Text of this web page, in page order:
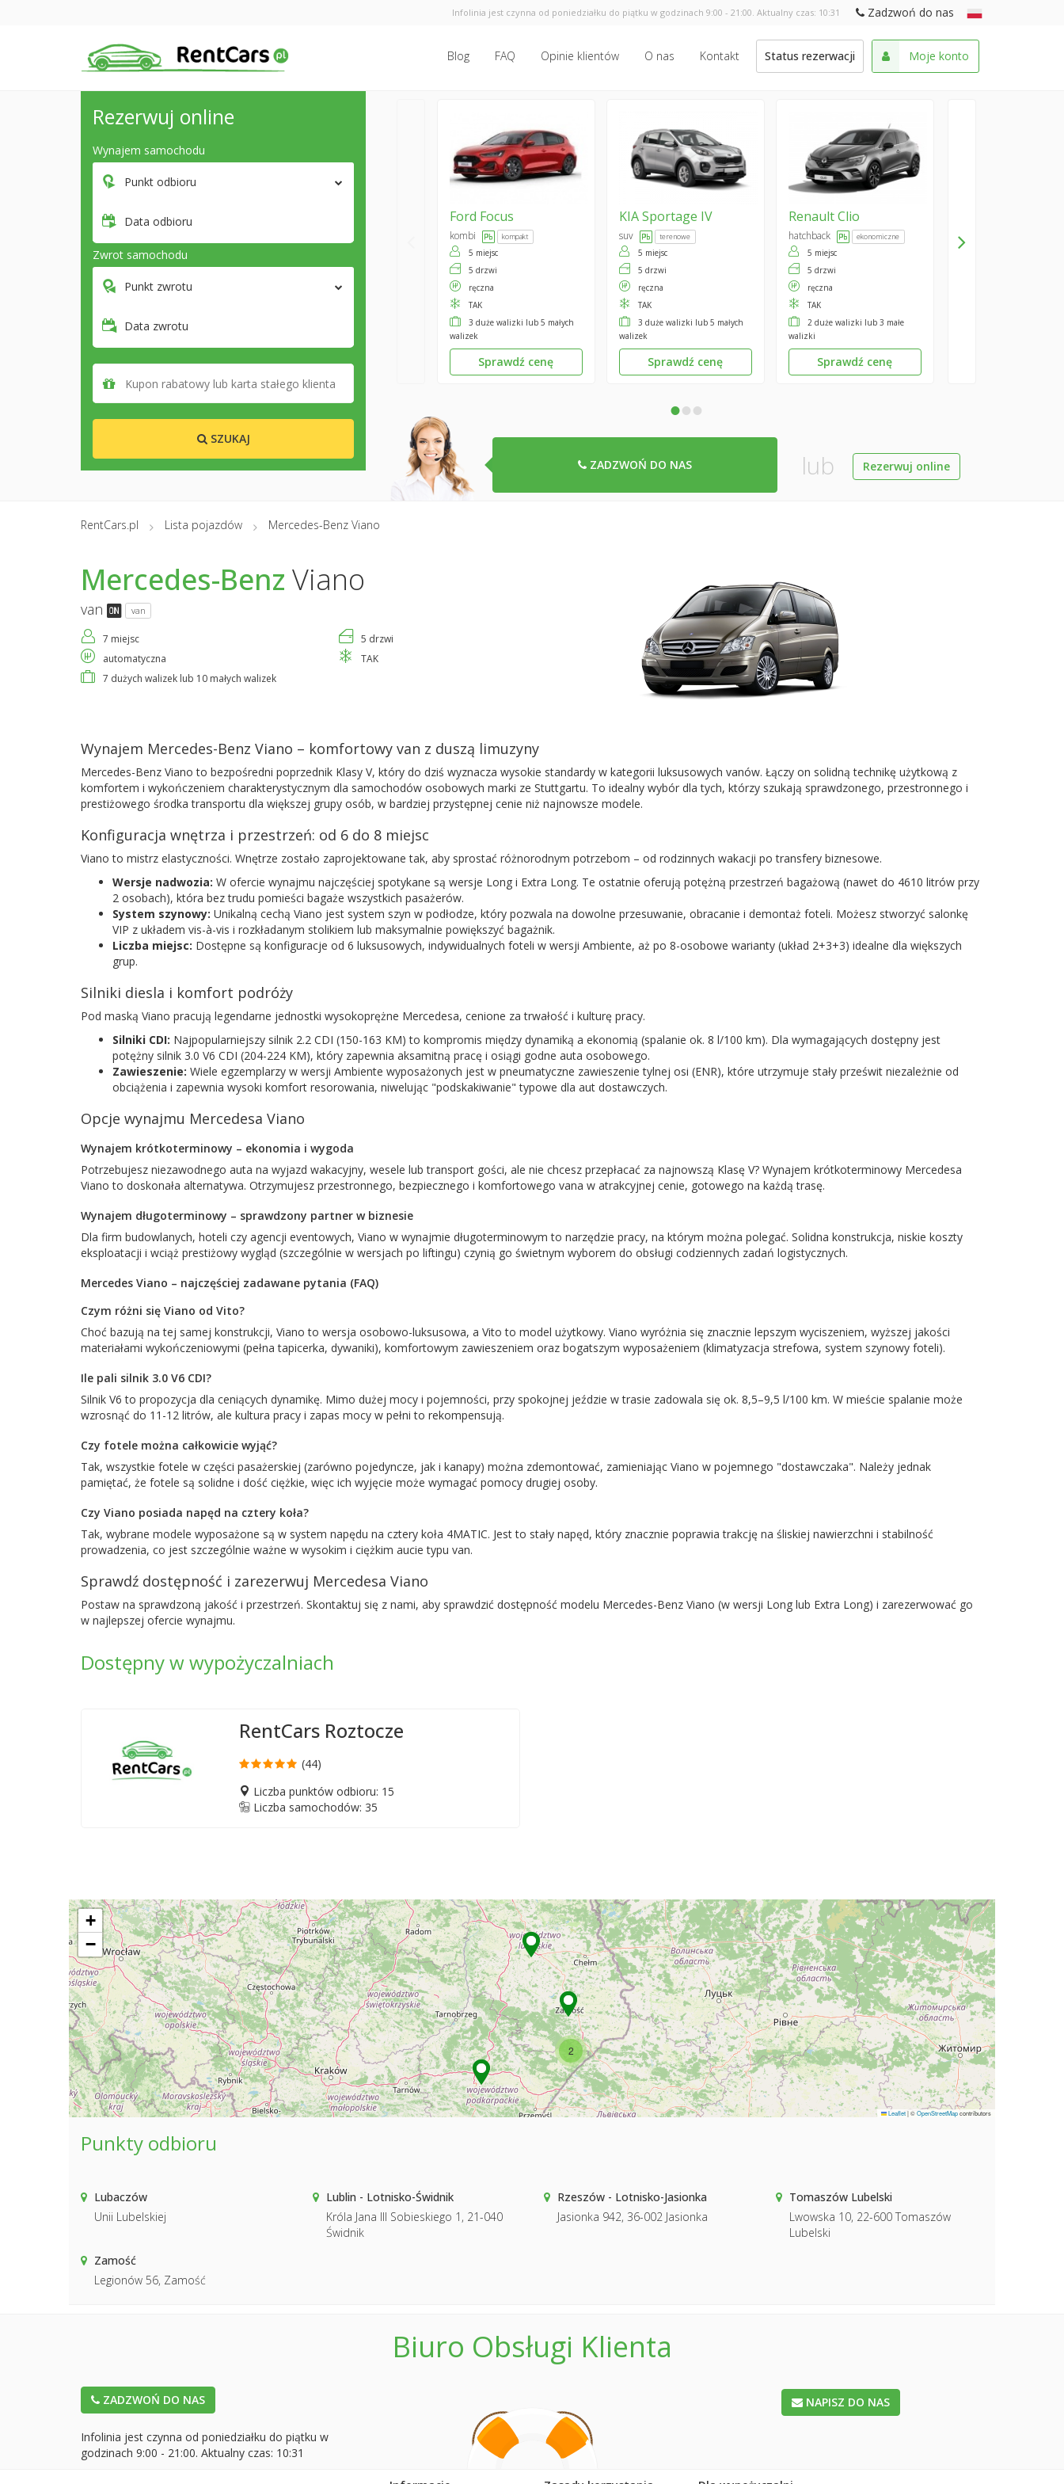
Infolinia jest czynna od poniedziałku do piątku w godzinach 9:00 - 21:00. Aktualny czas: 10:31 Zadzwoń do nas
Blog FAQ Opinie klientów O nas Kontakt Status rezerwacji Moje konto
Rezerwuj online
Wynajem samochodu
Punkt odbioru
Data odbioru
Zwrot samochodu
Punkt zwrotu
Data zwrotu
SZUKAJ
Ford Focus
kombi kompakt
5 miejsc
5 drzwi
ręczna
TAK
3 duże walizki lub 5 małych
walizek
Sprawdź cenę
KIASportage IV
suv terenowe
5 miejsc
5 drzwi
ręczna
TAK
3 duże walizki lub 5 małych
walizek
Sprawdź cenę
RenaultClio
hatchback ekonomiczne
5 miejsc
5 drzwi
ręczna
TAK
2 duże walizki lub 3 małe
walizki
Sprawdź cenę
•••
ZADZWOŃ DO NAS lub Rezerwuj online
RentCars.pl Lista pojazdów Mercedes-Benz Viano
Mercedes-Benz Viano
van van
7 miejsc
5 drzwi
automatyczna
TAK
7 dużych walizek lub 10 małych walizek
Wynajem Mercedes-Benz Viano – komfortowy van z duszą limuzyny
Mercedes-Benz Viano to bezpośredni poprzednik Klasy V, który do dziś wyznacza wysokie standardy w kategorii luksusowych vanów. Łączy on solidną technikę użytkową z
komfortem i wykończeniem charakterystycznym dla samochodów osobowych marki ze Stuttgartu. To idealny wybór dla tych, którzy szukają sprawdzonego, przestronnego i
prestiżowego środka transportu dla większej grupy osób, w bardziej przystępnej cenie niż najnowsze modele.
Konfiguracja wnętrza i przestrzeń: od 6 do 8 miejsc
Viano to mistrz elastyczności. Wnętrze zostało zaprojektowane tak, aby sprostać różnorodnym potrzebom – od rodzinnych wakacji po transfery biznesowe.
Wersje nadwozia: W ofercie wynajmu najczęściej spotykane są wersje Long i Extra Long. Te ostatnie oferują potężną przestrzeń bagażową (nawet do 4610 litrów przy
2 osobach), która bez trudu pomieści bagaże wszystkich pasażerów.
System szynowy: Unikalną cechą Viano jest system szyn w podłodze, który pozwala na dowolne przesuwanie, obracanie i demontaż foteli. Możesz stworzyć salonkę
VIP z układem vis-à-vis i rozkładanym stolikiem lub maksymalnie powiększyć bagażnik.
Liczba miejsc: Dostępne są konfiguracje od 6 luksusowych, indywidualnych foteli w wersji Ambiente, aż po 8-osobowe warianty (układ 2+3+3) idealne dla większych
grup.
Silniki diesla i komfort podróży
Pod maską Viano pracują legendarne jednostki wysokoprężne Mercedesa, cenione za trwałość i kulturę pracy.
Silniki CDI: Najpopularniejszy silnik 2.2 CDI (150-163 KM) to kompromis między dynamiką a ekonomią (spalanie ok. 8 l/100 km). Dla wymagających dostępny jest
potężny silnik 3.0 V6 CDI (204-224 KM), który zapewnia aksamitną pracę i osiągi godne auta osobowego.
Zawieszenie: Wiele egzemplarzy w wersji Ambiente wyposażonych jest w pneumatyczne zawieszenie tylnej osi (ENR), które utrzymuje stały prześwit niezależnie od
obciążenia i zapewnia wysoki komfort resorowania, niwelując "podskakiwanie" typowe dla aut dostawczych.
Opcje wynajmu Mercedesa Viano
Wynajem krótkoterminowy – ekonomia i wygoda
Potrzebujesz niezawodnego auta na wyjazd wakacyjny, wesele lub transport gości, ale nie chcesz przepłacać za najnowszą Klasę V? Wynajem krótkoterminowy Mercedesa
Viano to doskonała alternatywa. Otrzymujesz przestronnego, bezpiecznego i komfortowego vana w atrakcyjnej cenie, gotowego na każdą trasę.
Wynajem długoterminowy – sprawdzony partner w biznesie
Dla firm budowlanych, hoteli czy agencji eventowych, Viano w wynajmie długoterminowym to narzędzie pracy, na którym można polegać. Solidna konstrukcja, niskie koszty
eksploatacji i wciąż prestiżowy wygląd (szczególnie w wersjach po liftingu) czynią go świetnym wyborem do obsługi codziennych zadań logistycznych.
Mercedes Viano – najczęściej zadawane pytania (FAQ)
Czym różni się Viano od Vito?
Choć bazują na tej samej konstrukcji, Viano to wersja osobowo-luksusowa, a Vito to model użytkowy. Viano wyróżnia się znacznie lepszym wyciszeniem, wyższej jakości
materiałami wykończeniowymi (pełna tapicerka, dywaniki), komfortowym zawieszeniem oraz bogatszym wyposażeniem (klimatyzacja strefowa, system szynowy foteli).
Ile pali silnik 3.0 V6 CDI?
Silnik V6 to propozycja dla ceniących dynamikę. Mimo dużej mocy i pojemności, przy spokojnej jeździe w trasie zadowala się ok. 8,5–9,5 l/100 km. W mieście spalanie może
wzrosnąć do 11-12 litrów, ale kultura pracy i zapas mocy w pełni to rekompensują.
Czy fotele można całkowicie wyjąć?
Tak, wszystkie fotele w części pasażerskiej (zarówno pojedyncze, jak i kanapy) można zdemontować, zamieniając Viano w pojemnego "dostawczaka". Należy jednak
pamiętać, że fotele są solidne i dość ciężkie, więc ich wyjęcie może wymagać pomocy drugiej osoby.
Czy Viano posiada napęd na cztery koła?
Tak, wybrane modele wyposażone są w system napędu na cztery koła 4MATIC. Jest to stały napęd, który znacznie poprawia trakcję na śliskiej nawierzchni i stabilność
prowadzenia, co jest szczególnie ważne w wysokim i ciężkim aucie typu van.
Sprawdź dostępność i zarezerwuj Mercedesa Viano
Postaw na sprawdzoną jakość i przestrzeń. Skontaktuj się z nami, aby sprawdzić dostępność modelu Mercedes-Benz Viano (w wersji Long lub Extra Long) i zarezerwować go
w najlepszej ofercie wynajmu.
Dostępny w wypożyczalniach
RentCars Roztocze
(44)
Liczba punktów odbioru: 15
Liczba samochodów: 35
2
+
−
Leaflet|©OpenStreetMapcontributors
Punkty odbioru
Lubaczów
Unii Lubelskiej
Lublin - Lotnisko-Świdnik
Króla Jana III Sobieskiego 1, 21-040
Świdnik
Rzeszów - Lotnisko-Jasionka
Jasionka 942, 36-002 Jasionka
Tomaszów Lubelski
Lwowska 10, 22-600 Tomaszów
Lubelski
Zamość
Legionów 56, Zamość
Biuro Obsługi Klienta
ZADZWOŃ DO NAS
Infolinia jest czynna od poniedziałku do piątku w
godzinach 9:00 - 21:00. Aktualny czas: 10:31
NAPISZ DO NAS